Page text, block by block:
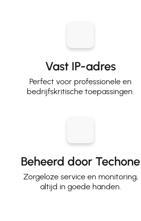
Vast IP-adres
Perfect voor professionele en
bedrijfskritische toepassingen.
Beheerd door Techone
Zorgeloze service en monitoring,
altijd in goede handen.